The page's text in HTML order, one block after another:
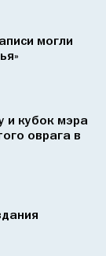
могли
и кубок мэра
оврага в